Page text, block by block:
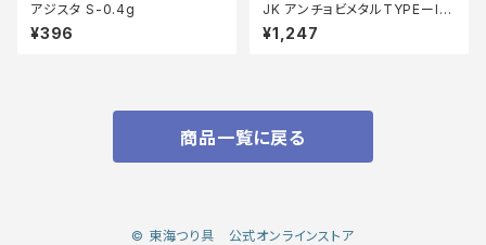
アジスタ S-0.4g
¥396
JK アンチョビメタルTYPEーI2
00Gアカキン/BDホロ
¥1,247
商品一覧に戻る
© 東海つり具 公式オンラインストア